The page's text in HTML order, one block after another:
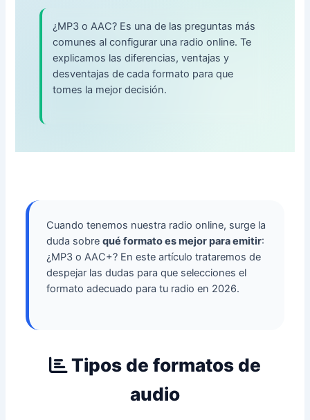
¿MP3 o AAC? Es una de las preguntas más
comunes al configurar una radio online. Te
explicamos las diferencias, ventajas y
desventajas de cada formato para que
tomes la mejor decisión.
Cuando tenemos nuestra radio online, surge la
duda sobrequé formato es mejor para emitir:
¿MP3 o AAC+? En este artículo trataremos de
despejar las dudas para que selecciones el
formato adecuado para tu radio en 2026.
Tipos de formatos de
audio